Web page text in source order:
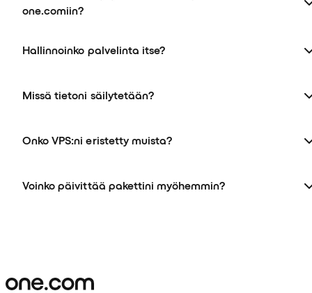
one.comiin?
Hallinnoinko palvelinta itse?
Missä tietoni säilytetään?
Onko VPS:ni eristetty muista?
Voinko päivittää pakettini myöhemmin?